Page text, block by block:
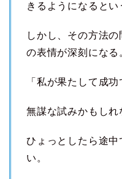
きるようになるとい
しかし、その方法
の表情が深刻になる
「私が果たして成
無謀な試みかもしれ
ひょっとしたら途
い。